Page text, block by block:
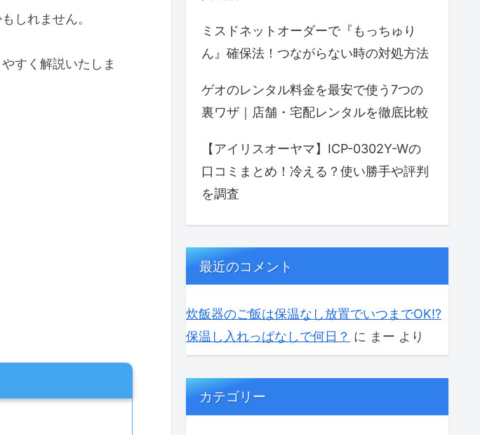
しれません。
すく解説いたしま
ミスドネットオーダーで『もっちゅり
ん』確保法！つながらない時の対処方法
ゲオのレンタル料金を最安で使う7つの
裏ワザ｜店舗・宅配レンタルを徹底比較
【アイリスオーヤマ】ICP-0302Y-Wの
口コミまとめ！冷える？使い勝手や評判
を調査
最近のコメント
炊飯器のご飯は保温なし放置でいつまでOK⁉
保温し入れっぱなしで何日？ に まー より
カテゴリー